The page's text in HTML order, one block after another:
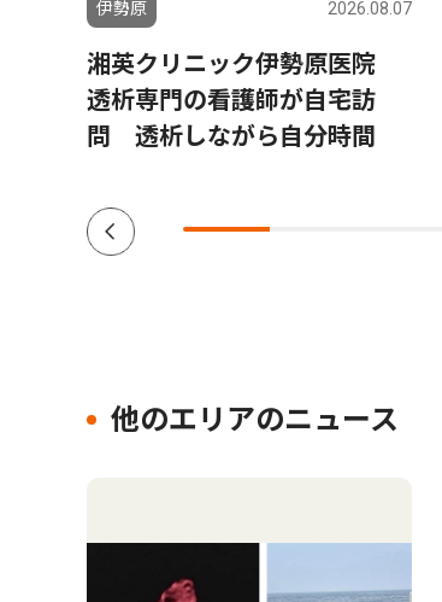
伊勢原 2026.08.07
湘英クリニック伊勢原医院
透析専門の看護師が自宅訪
問 透析しながら自分時間
他のエリアのニュース